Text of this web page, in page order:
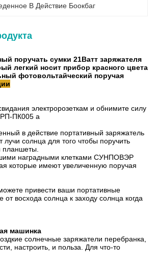
В Действие Боокбаг
поручать сумки 21Ватт заряжателя
легкий носит прибор красного цвета
фотовольтайческий поручая
электророзеткам и обнимите силу
ПК005 а
в действие портативный заряжатель
лучи солнца для того чтобы поручить
наградными клетками СУНПОВЭР
которые имеют увеличенную поручая
привести ваши портативные
от восхода солнца к заходу солнца когда
машинка
солнечные заряжатели перебранка,
настроить, и польза. Для что-то